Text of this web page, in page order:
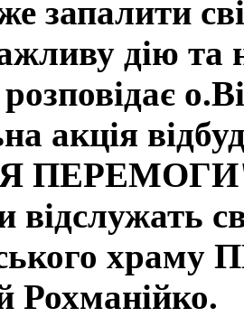
запалити
дію та
акція
ПЕРЕМОГИ"
відслужать
храму
Рохманійко.